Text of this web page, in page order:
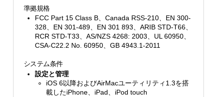
準拠規格
FCC Part 15 Class B、Canada RSS-210、EN 300-
328、EN 301-489、EN 301 893、ARIB STD-T66、
RCR STD-T33、AS/NZS 4268: 2003、UL 60950、
CSA-C22.2 No. 60950、GB 4943.1-2011
システム条件
設定と管理
iOS 6以降およびAirMacユーティリティ1.3を搭
載したiPhone、iPad、iPod touch